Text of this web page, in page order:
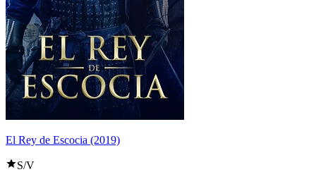
El Rey de Escocia (2019)
S/V